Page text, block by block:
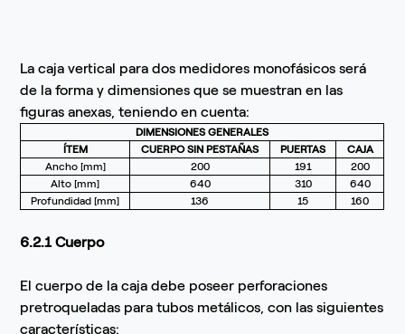
La caja vertical para dos medidores monofásicos será
de la forma y dimensiones que se muestran en las
figuras anexas, teniendo en cuenta:
DIMENSIONES GENERALES
ÍTEM
CUERPO SIN PESTAÑAS PUERTAS
CAJA
Ancho [mm]
200 191
200
Alto [mm]
640 310
640
Profundidad [mm]
136 15 160
6.2.1 Cuerpo
El cuerpo de la caja debe poseer perforaciones
pretroqueladas para tubos metálicos, con las siguientes
características: